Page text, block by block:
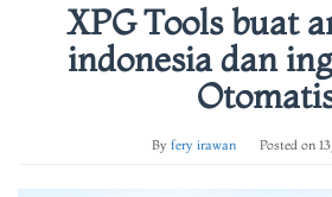
XPG Tools buat
indonesia dan
By fery irawan Posted on